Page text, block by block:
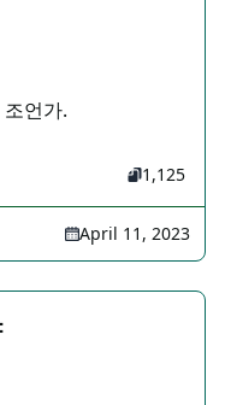
언가.
1,125
April 11, 2023